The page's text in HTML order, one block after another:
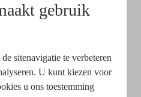
gebruik
sitenavigatie te verbeteren
U kunt kiezen voor
u ons toestemming